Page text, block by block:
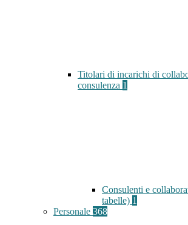
Titolari di incarichi di
consulenza 1
Consulenti e
tabelle) 1
Personale 368